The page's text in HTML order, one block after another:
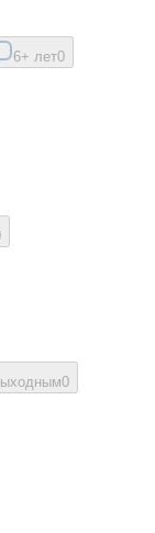
6+ лет0
0